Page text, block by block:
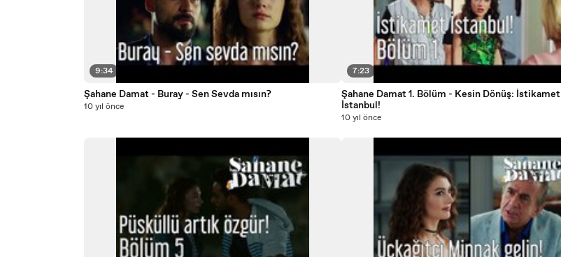
9:34
Şahane Damat - Buray - Sen Sevda mısın?
10 yıl önce
7:23
Şahane Damat 1. Bölüm - Kesin Dönüş: İstikamet
İstanbul!
10 yıl önce